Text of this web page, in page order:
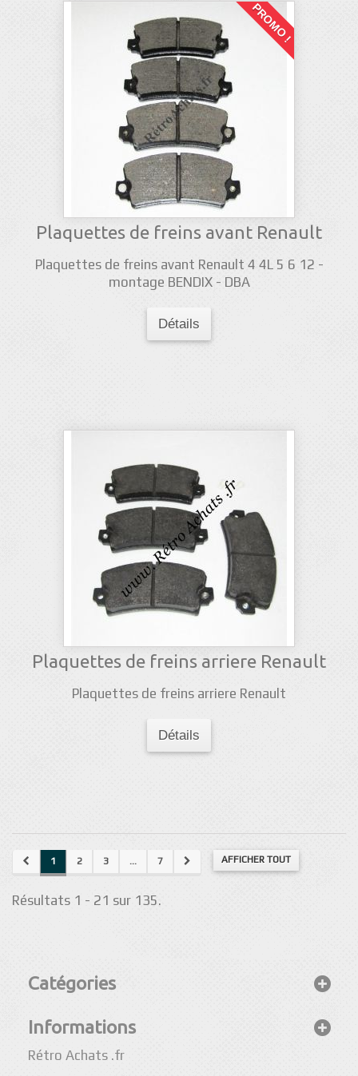
PROMO !
Plaquettes de freins avant Renault
Plaquettes de freins avant Renault 4 4L 5 6 12 -
montage BENDIX - DBA
Détails
Plaquettes de freins arriere Renault
Plaquettes de freins arriere Renault
Détails
AFFICHER TOUT
1 2 3 ... 7
Résultats 1 - 21 sur 135.
Catégories
Informations
Rétro Achats .fr